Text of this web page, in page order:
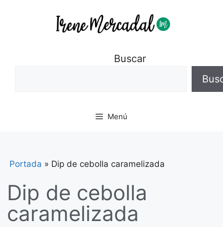
Buscar
Menú
Portada » Dip de cebolla caramelizada
Dip de cebolla
caramelizada